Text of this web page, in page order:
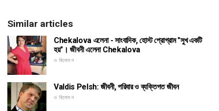
Similar articles
Chekalova এলেনা - সাংবাদিক, হোস্ট প্রোগ্রাম "সুখ একটি
হয়"। জীবনী এলেনা Chekalova
ও বিনোদন
Valdis Pelsh: জীবনী, পরিবার ও ব্যক্তিগত জীবন
ও বিনোদন